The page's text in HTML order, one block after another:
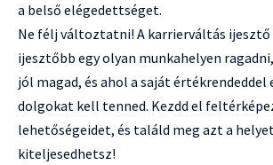
a belső elégedettséget.
Ne félj változtatni! A karrierváltás ijesztő
ijesztőbb egy olyan munkahelyen
jól magad, és ahol a saját
dolgokat kell tenned. Kezdd el
lehetőségeidet, és találd meg azt a
kiteljesedhetsz!